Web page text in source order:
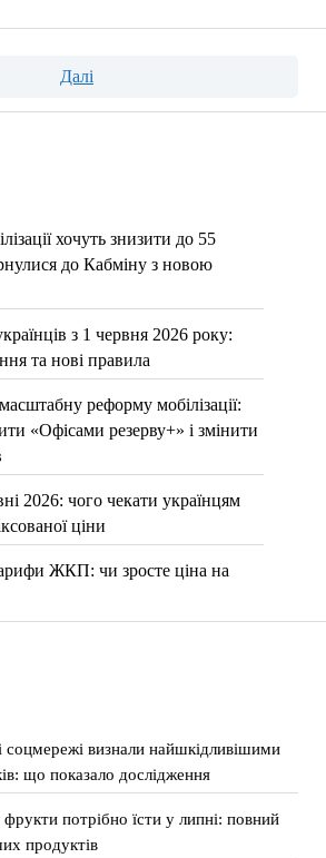
хочуть знизити до 55
до Кабміну з новою
з 1 червня 2026 року:
та нові правила
реформу мобілізації:
«Офісами резерву+» і змінити
2026: чого чекати українцям
ціни
ЖКП: чи зросте ціна на
Далі
соцмережі визнали найшкідливішими
що показало дослідження
фрукти потрібно їсти у липні: повний
продуктів